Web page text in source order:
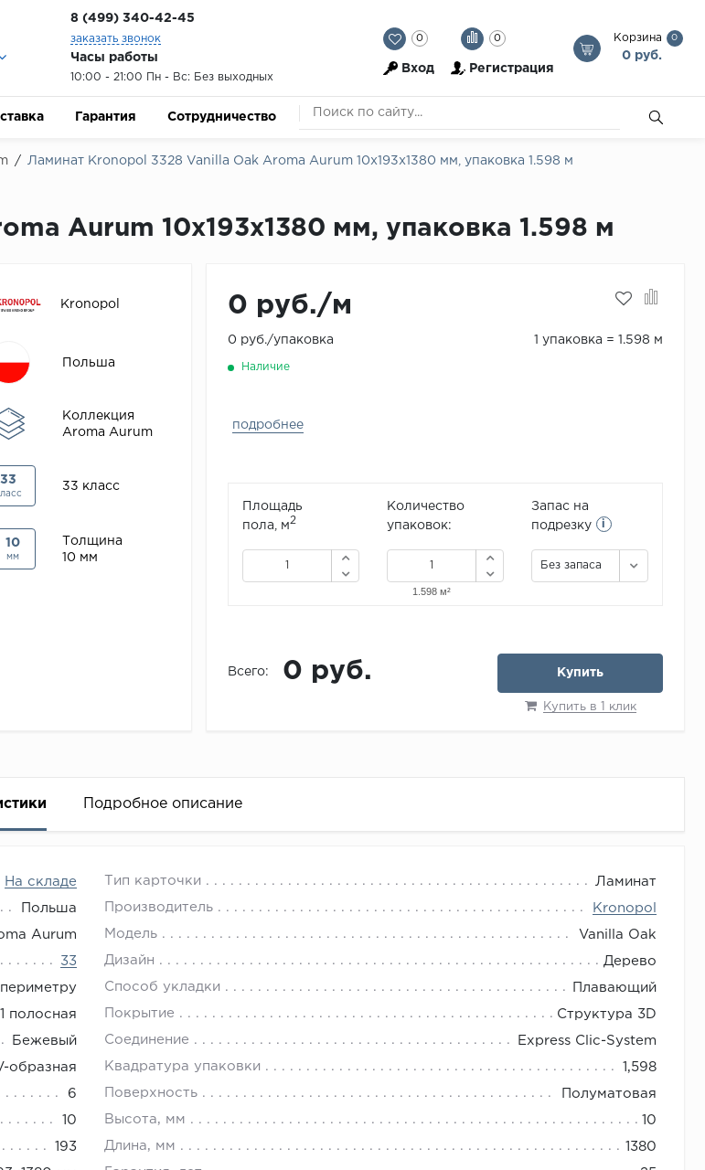
8 (499) 340-42-45
заказать звонок
Часы работы
10:00 - 21:00 Пн - Вс: Без выходных
0 0
Вход Регистрация
Корзина 0
0 руб.
Гарантия Сотрудничество
/ Ламинат Kronopol 3328 Vanilla Oak Aroma Aurum 10х193х1380 мм, упаковка 1.598 м
Aurum 10х193х1380 мм, упаковка 1.598 м
Kronopol
Польша
Коллекция
Aroma Aurum
33
33 класс
10
мм
Толщина
10 мм
0 руб./м
0 руб./упаковка 1 упаковка = 1.598 м
Наличие
подробнее
Площадь
пола, м2
Количество
упаковок:
Запас на
подрезку
i
Без запаса
Всего: 0 руб. Купить
Купить в 1 клик
Подробное описание
На складе Тип карточки Ламинат
Польша Производитель Kronopol
Aurum Модель Vanilla Oak
33 Дизайн Дерево
Способ укладки Плавающий
1 полосная Покрытие Структура 3D
Бежевый Соединение Express Clic-System
образная Квадратура упаковки 1,598
6 Поверхность Полуматовая
10 Высота, мм 10
193 Длина, мм 1380